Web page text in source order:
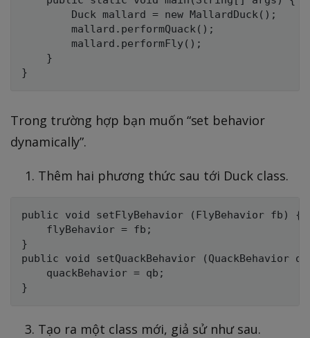
        Duck mallard = new MallardDuck();
        mallard.performQuack();
        mallard.performFly();
    }
Trong trường hợp bạn muốn “set behavior
dynamically”.
Thêm hai phương thức sau tới Duck class.
public void setFlyBehavior (FlyBehavior fb) {
    flyBehavior = fb;
}
public void setQuackBehavior (QuackBehavior
    quackBehavior = qb;
Tạo ra một class mới, giả sử như sau.